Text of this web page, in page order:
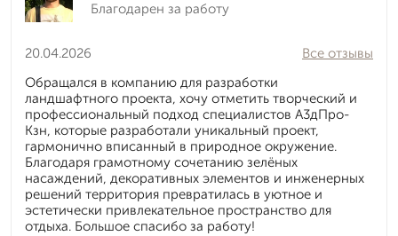
Благодарен за работу
20.04.2026
Все отзывы
Обращался в компанию для разработки
ландшафтного проекта, хочу отметить творческий и
профессиональный подход специалистов А3дПро-
Кзн, которые разработали уникальный проект,
гармонично вписанный в природное окружение.
Благодаря грамотному сочетанию зелёных
насаждений, декоративных элементов и инженерных
решений территория превратилась в уютное и
эстетически привлекательное пространство для
отдыха. Большое спасибо за работу!